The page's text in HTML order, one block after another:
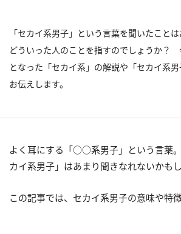
「セカイ系男子」という言葉を聞いたこと
どういった人のことを指すのでしょうか？
となった「セカイ系」の解説や「セカイ系
お伝えします。
よく耳にする「○○系男子」という言葉
カイ系男子」はあまり聞きなれないかも
この記事では、セカイ系男子の意味や特